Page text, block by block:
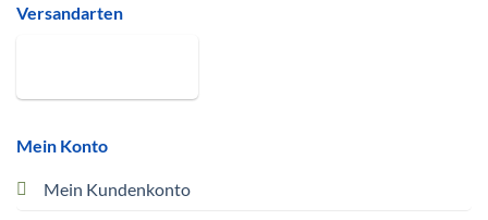
Mein Konto
Mein Kundenkonto
Versandarten